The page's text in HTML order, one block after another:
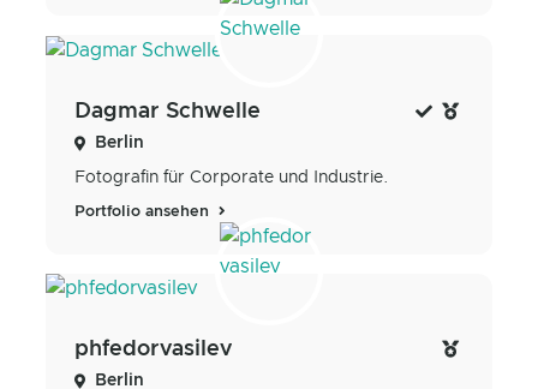
Dagmar Schwelle
Berlin
Fotografin für Corporate und Industrie.
Portfolio ansehen
phfedorvasilev
Berlin